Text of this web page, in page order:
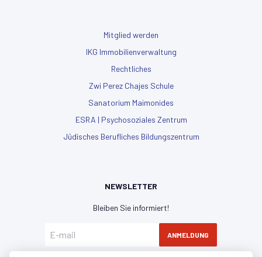
Mitglied werden
IKG Immobilienverwaltung
Rechtliches
Zwi Perez Chajes Schule
Sanatorium Maimonides
ESRA | Psychosoziales Zentrum
Jüdisches Berufliches Bildungszentrum
NEWSLETTER
Bleiben Sie informiert!
ANMELDUNG